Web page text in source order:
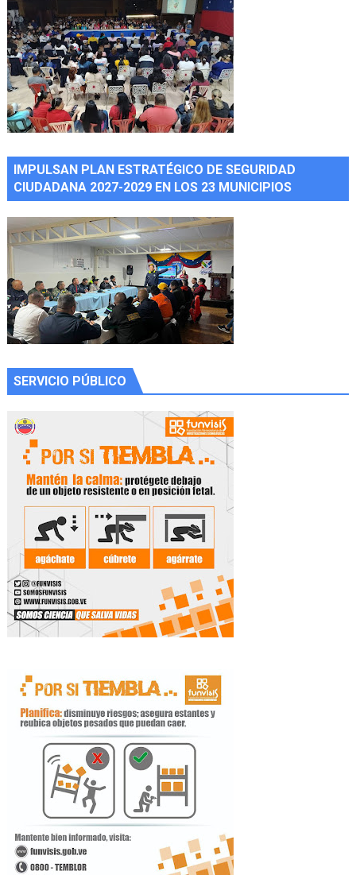
IMPULSAN PLAN ESTRATÉGICO DE SEGURIDAD
CIUDADANA 2027-2029 EN LOS 23 MUNICIPIOS
SERVICIO PÚBLICO